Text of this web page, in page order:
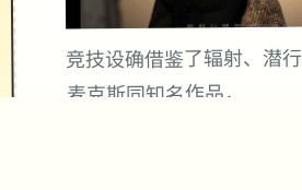
竞技设确借鉴了辐射、潜
麦克斯同知名作品，